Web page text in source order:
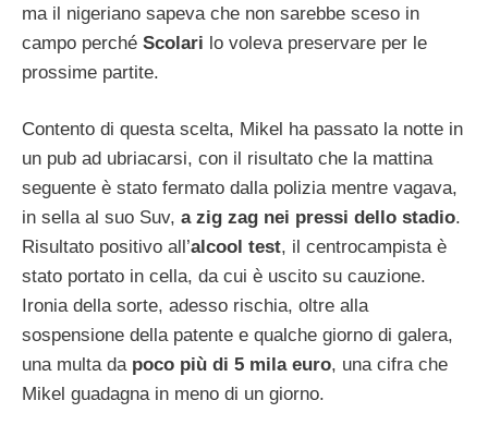
ma il nigeriano sapeva che non sarebbe sceso in
campo perché Scolari lo voleva preservare per le
prossime partite.
Contento di questa scelta, Mikel ha passato la notte in
un pub ad ubriacarsi, con il risultato che la mattina
seguente è stato fermato dalla polizia mentre vagava,
in sella al suo Suv, a zig zag nei pressi dello stadio.
Risultato positivo all’alcool test, il centrocampista è
stato portato in cella, da cui è uscito su cauzione.
Ironia della sorte, adesso rischia, oltre alla
sospensione della patente e qualche giorno di galera,
una multa da poco più di 5 mila euro, una cifra che
Mikel guadagna in meno di un giorno.